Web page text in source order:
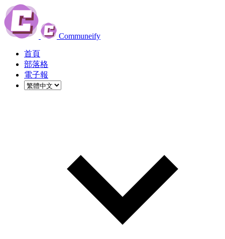
Communeify
首頁
部落格
電子報